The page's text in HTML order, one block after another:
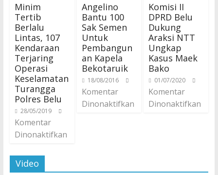
Minim
Tertib
Berlalu
Lintas, 107
Kendaraan
Terjaring
Operasi
Keselamatan
Turangga
Polres Belu
28/05/2019
Komentar
Dinonaktifkan
Angelino
Bantu 100
Sak Semen
Untuk
Pembangun
an Kapela
Bekotaruik
18/08/2016
Komentar
Dinonaktifkan
Komisi II
DPRD Belu
Dukung
Araksi NTT
Ungkap
Kasus Maek
Bako
01/07/2020
Komentar
Dinonaktifkan
Video